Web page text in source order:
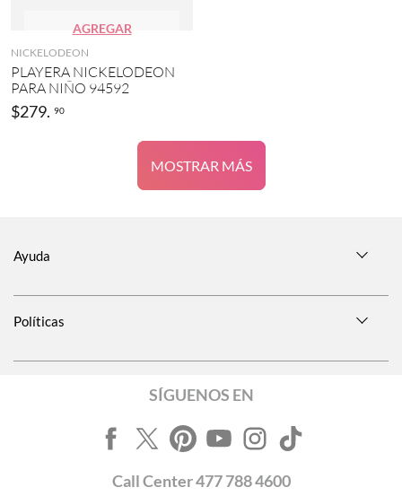
AGREGAR
NICKELODEON
PLAYERA NICKELODEON
PARA NIÑO 94592
$279. 90
MOSTRAR MÁS
Ayuda
Políticas
SÍGUENOS EN
CallCenter477 788 4600